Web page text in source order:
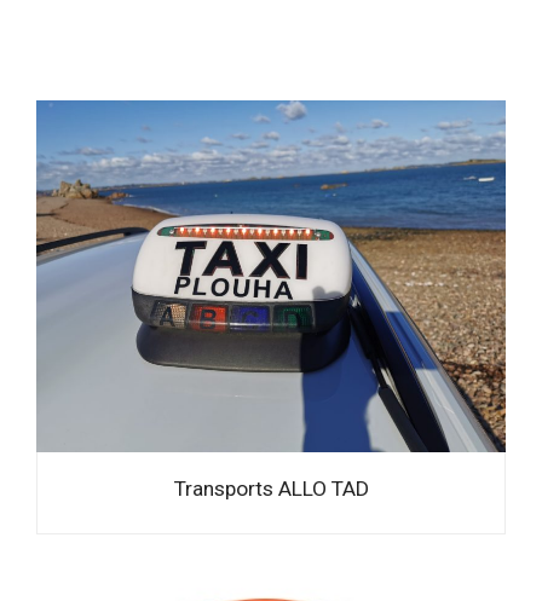
Transports ALLO TAD